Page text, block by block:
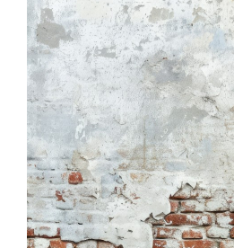
gérons les
urgences et
...